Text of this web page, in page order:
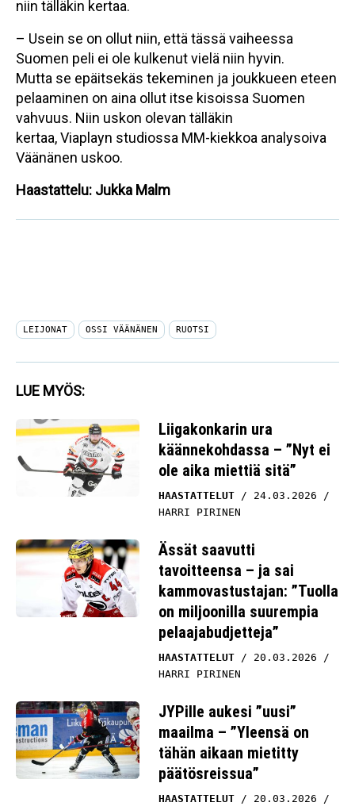
niin tälläkin kertaa.
– Usein se on ollut niin, että tässä vaiheessa
Suomen peli ei ole kulkenut vielä niin hyvin.
Mutta se epäitsekäs tekeminen ja joukkueen eteen
pelaaminen on aina ollut itse kisoissa Suomen
vahvuus. Niin uskon olevan tälläkin
kertaa, Viaplayn studiossa MM-kiekkoa analysoiva
Väänänen uskoo.
Haastattelu: Jukka Malm
LEIJONAT OSSI VÄÄNÄNEN RUOTSI
LUE MYÖS:
Liigakonkarin ura
käännekohdassa – ”Nyt ei
ole aika miettiä sitä”
HAASTATTELUT
24.03.2026
HARRI PIRINEN
Ässät saavutti
tavoitteensa – ja sai
kammovastustajan: ”Tuolla
on miljoonilla suurempia
pelaajabudjetteja”
HAASTATTELUT
20.03.2026
HARRI PIRINEN
JYPille aukesi ”uusi”
maailma – ”Yleensä on
tähän aikaan mietitty
päätösreissua”
HAASTATTELUT
20.03.2026